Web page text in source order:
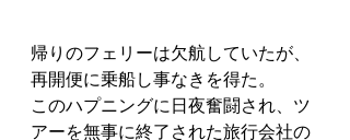
帰りのフェリーは欠航していたが、
再開便に乗船し事なきを得た。
このハプニングに日夜奮闘され、ツ
アーを無事に終了された旅行会社の